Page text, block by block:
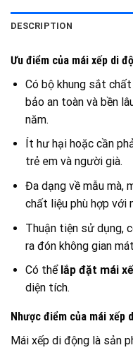
DESCRIPTION
Ưu điểm của mái xếp di
Có bộ khung sắt
bảo an toàn và bền
năm.
Ít hư hại hoặc cần
trẻ em và người già.
Đa dạng về mẫu mà,
chất liệu phù hợp với
Thuận tiện sử dụng,
ra đón không gian
Có thể lắp đặt mái
diện tích.
Nhược điểm của mái xếp
Mái xếp di động là sản